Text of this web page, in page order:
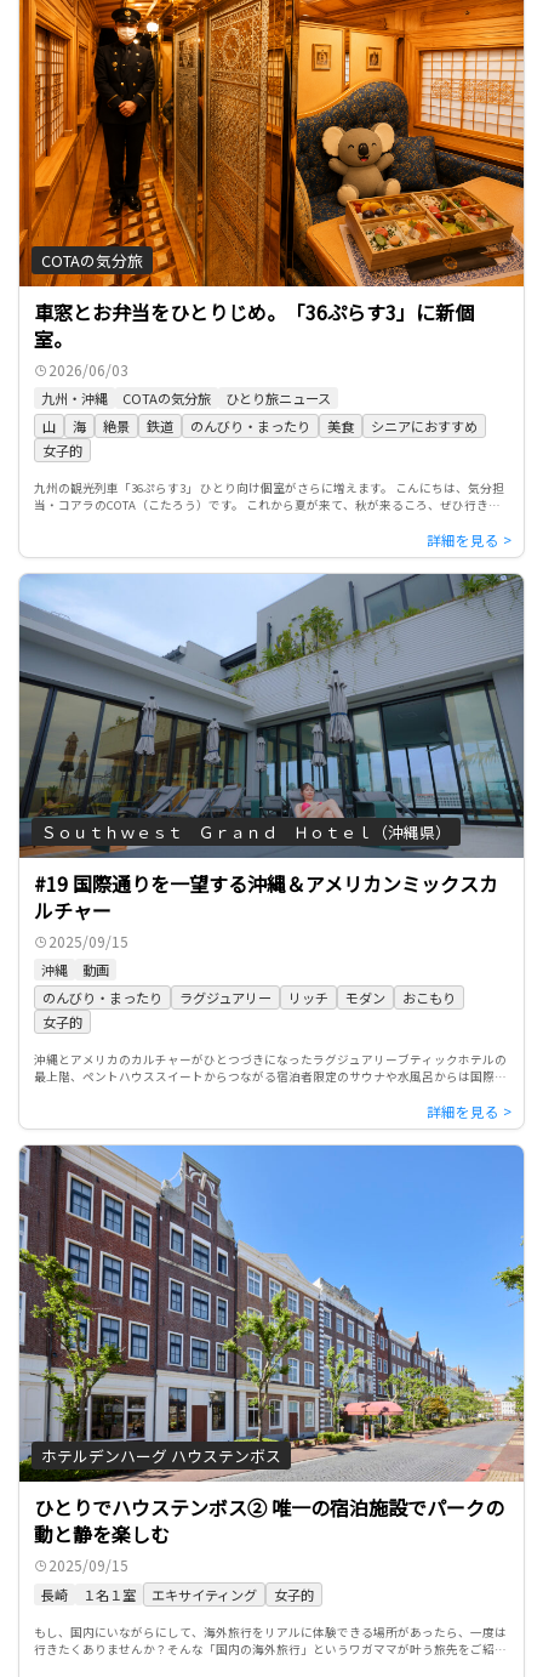
COTAの気分旅
車窓とお弁当をひとりじめ。「36ぷらす3」に新個
室。
2026/06/03
九州・沖縄 COTAの気分旅
ひとり旅ニュース
山
海 絶景 鉄道 のんびり・まったり 美食
シニアにおすすめ
女子的
九州の観光列車「36ぷらす3」 ひとり向け個室がさらに増えます。 こんにちは、気分担
当・コアラのCOTA（こたろう）です。 これから夏が来て、秋が来るころ、ぜひ行きた
Ｓｏｕｔｈｗｅｓｔ Ｇｒａｎｄ Ｈｏｔｅｌ（沖縄県）
#19 国際通りを一望する沖縄＆アメリカンミックスカ
ルチャー
2025/09/15
沖縄
動画
のんびり・まったり
ラグジュアリー リッチ モダン
おこもり
女子的
沖縄とアメリカのカルチャーがひとつづきになったラグジュアリーブティックホテルの
最上階、ペントハウススイートからつながる宿泊者限定のサウナや水風呂からは国際通
ホテルデンハーグ ハウステンボス
ひとりでハウステンボス② 唯一の宿泊施設でパークの
動と静を楽しむ
2025/09/15
長崎 １名１室 エキサイティング 女子的
もし、国内にいながらにして、海外旅行をリアルに体験できる場所があったら、一度は
行きたくありませんか？そんな「国内の海外旅行」というワガママが叶う旅先をご紹介